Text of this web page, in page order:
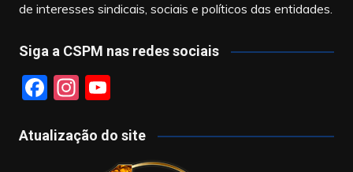
de interesses sindicais, sociais e políticos das entidades.
Siga a CSPM nas redes sociais
F
c
In
a
Y
u
T
Atualização do site